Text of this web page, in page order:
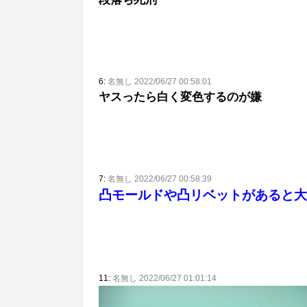
6: 名無し 2022/06/27 00:58:01
ヤスったら白く変色するのが嫌
7: 名無し 2022/06/27 00:58:39
凸モールドや凸リベットがあると
11: 名無し 2022/06/27 01:01:14